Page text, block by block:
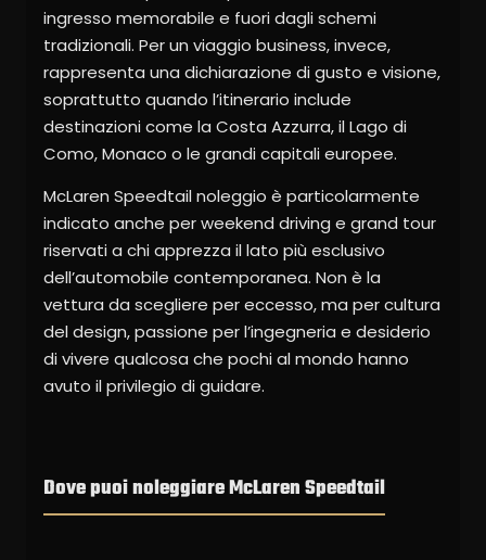
ingresso memorabile e fuori dagli schemi
tradizionali. Per un viaggio business, invece,
rappresenta una dichiarazione di gusto e visione,
soprattutto quando l’itinerario include
destinazioni come la Costa Azzurra, il Lago di
Como, Monaco o le grandi capitali europee.
McLaren Speedtail noleggio è particolarmente
indicato anche per weekend driving e grand tour
riservati a chi apprezza il lato più esclusivo
dell’automobile contemporanea. Non è la
vettura da scegliere per eccesso, ma per cultura
del design, passione per l’ingegneria e desiderio
di vivere qualcosa che pochi al mondo hanno
avuto il privilegio di guidare.
Dove puoi noleggiare McLaren Speedtail